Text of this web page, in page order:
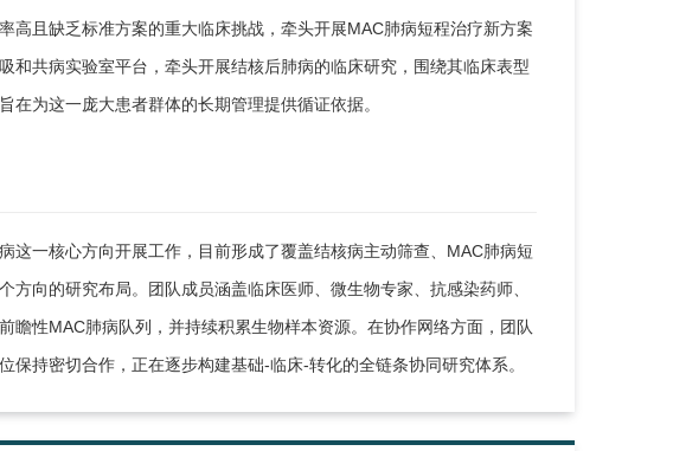
高且缺乏标准方案的重大临床挑战，牵头开展MAC肺病短程治疗新方案
和共病实验室平台，牵头开展结核后肺病的临床研究，围绕其临床表型
为这一庞大患者群体的长期管理提供循证依据。
这一核心方向开展工作，目前形成了覆盖结核病主动筛查、MAC肺病短
向的研究布局。团队成员涵盖临床医师、微生物专家、抗感染药师、
瞻性MAC肺病队列，并持续积累生物样本资源。在协作网络方面，团队
持密切合作，正在逐步构建基础-临床-转化的全链条协同研究体系。